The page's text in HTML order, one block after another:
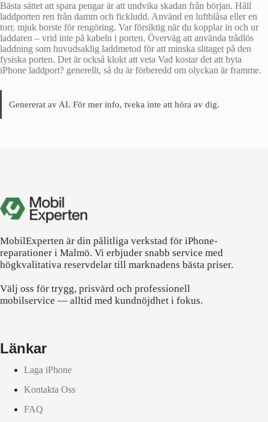
Bästa sättet att spara pengar är att undvika skadan från början. Håll
laddporten ren från damm och fickludd. Använd en luftblåsa eller en
torr, mjuk borste för rengöring. Var försiktig när du kopplar in och ur
laddaren – vrid inte på kabeln i porten. Överväg att använda trådlös
laddning som huvudsaklig laddmetod för att minska slitaget på den
fysiska porten. Det är också klokt att veta Vad kostar det att byta
iPhone laddport? generellt, så du är förberedd om olyckan är framme.
Genererat av AI. För mer info, tveka inte att höra av dig.
MobilExperten är din pålitliga verkstad för iPhone-
reparationer i Malmö. Vi erbjuder snabb service med
högkvalitativa reservdelar till marknadens bästa priser.
Välj oss för trygg, prisvärd och professionell
mobilservice — alltid med kundnöjdhet i fokus.
Länkar
Laga iPhone
Kontakta Oss
FAQ